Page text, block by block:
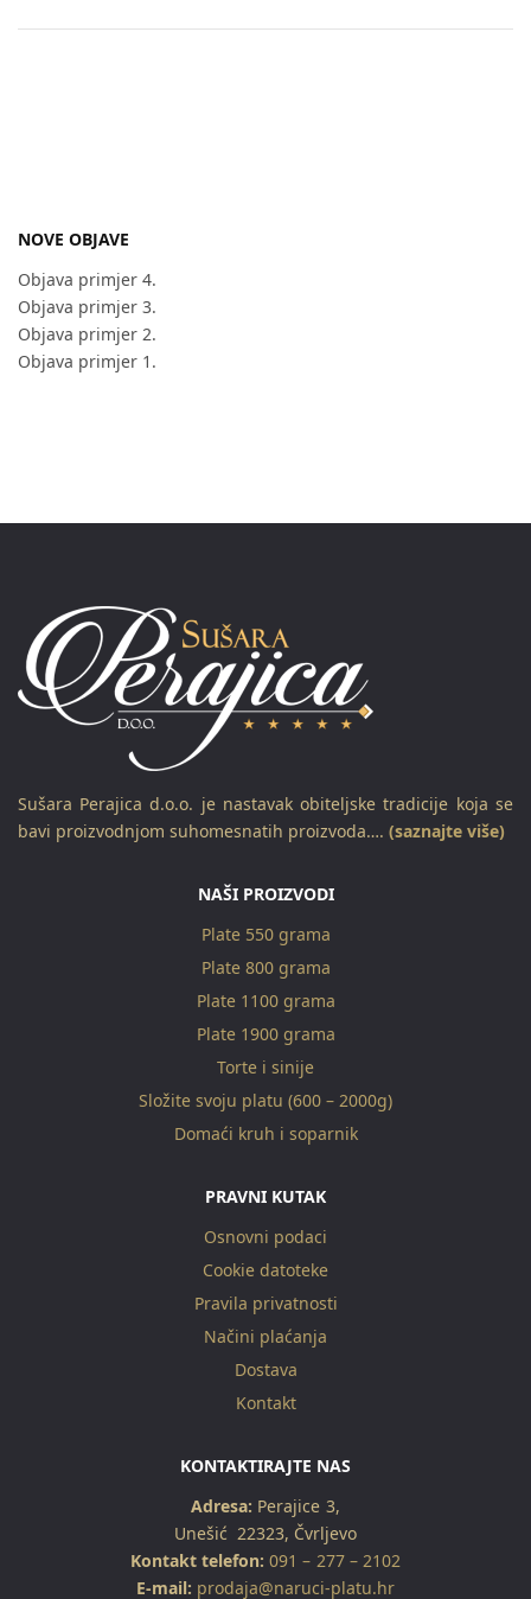
NOVE OBJAVE
Objava primjer 4.
Objava primjer 3.
Objava primjer 2.
Objava primjer 1.
Sušara Perajica d.o.o. je nastavak obiteljske tradicije koja se
bavi proizvodnjom suhomesnatih proizvoda…. (saznajte više)
NAŠI PROIZVODI
Plate 550 grama
Plate 800 grama
Plate 1100 grama
Plate 1900 grama
Torte i sinije
Složite svoju platu (600 – 2000g)
Domaći kruh i soparnik
PRAVNI KUTAK
Osnovni podaci
Cookie datoteke
Pravila privatnosti
Načini plaćanja
Dostava
Kontakt
KONTAKTIRAJTE NAS
Adresa: Perajice 3,
Unešić 22323, Čvrljevo
Kontakt telefon: 091 – 277 – 2102
E-mail: prodaja@naruci-platu.hr